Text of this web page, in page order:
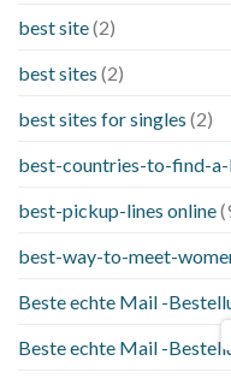
best site(2)
best sites (2)
best sites for singles (2)
best-countries-to-find-a-
best-pickup-lines online
best-way-to-meet-
Beste echte Mail -
Beste echte Mail -